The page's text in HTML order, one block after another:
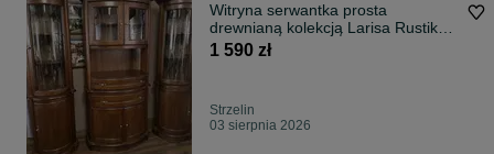
Witryna serwantka prosta
drewnianą kolekcją Larisa Rustik
drewno stary styl
1 590 zł
Strzelin
03 sierpnia 2026